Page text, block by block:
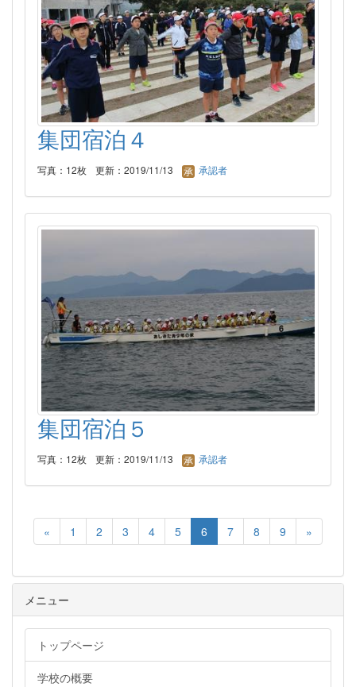
集団宿泊４
写真：12枚 更新：2019/11/13 承認者
集団宿泊５
写真：12枚 更新：2019/11/13 承認者
« 1 2 3 4 5 6 7 8 9 »
メニュー
トップページ
学校の概要